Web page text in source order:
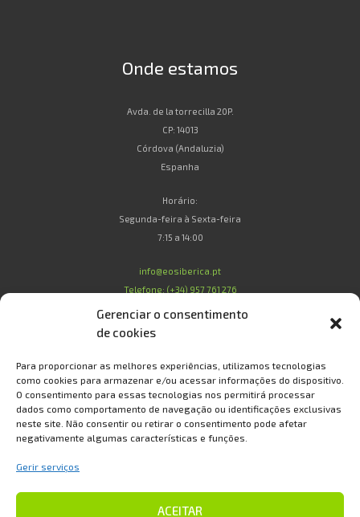
Gerenciar o consentimento
de cookies
Para proporcionar as melhores experiências, utilizamos tecnologias
como cookies para armazenar e/ou acessar informações do dispositivo.
O consentimento para essas tecnologias nos permitirá processar
dados como comportamento de navegação ou identificações exclusivas
neste site. Não consentir ou retirar o consentimento pode afetar
negativamente algumas características e funções.
Gerir serviços
ACEITAR
Onde estamos
Avda. de la torrecilla 20P.
CP: 14013
Córdova (Andaluzia)
Espanha
Horário:
Segunda-feira à Sexta-feira
7:15 a 14:00
info@eosiberica.pt
Telefone: (+34) 957 761 276
Condições de Compra
Condições de Garantia
Política de Privacidade e Proteção de Dados
Contato